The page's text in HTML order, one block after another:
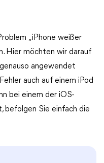
„iPhone weißer
Hier möchten wir darauf
angewendet
auch auf einem iPod
bei einem der iOS-
befolgen Sie einfach die